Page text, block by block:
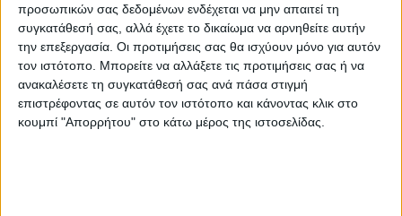
προσωπικών σας δεδομένων ενδέχεται να μην απαιτεί τη
συγκατάθεσή σας, αλλά έχετε το δικαίωμα να αρνηθείτε αυτήν
την επεξεργασία. Οι προτιμήσεις σας θα ισχύουν μόνο για αυτόν
τον ιστότοπο. Μπορείτε να αλλάξετε τις προτιμήσεις σας ή να
ανακαλέσετε τη συγκατάθεσή σας ανά πάσα στιγμή
επιστρέφοντας σε αυτόν τον ιστότοπο και κάνοντας κλικ στο
κουμπί "Απορρήτου" στο κάτω μέρος της ιστοσελίδας.
300.200 ευρώ στους Δήμους
του Ν. Καρδίτσας για την
συντήρηση των σχολικών
μονάδων
Μητσοτάκης στο υπουργικό
συμβούλιο: Αυξήσεις μισθών,
ακρίβεια, Παιδεία, Υγεία οι
προτεραιότητές μας